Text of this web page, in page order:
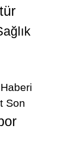
Son